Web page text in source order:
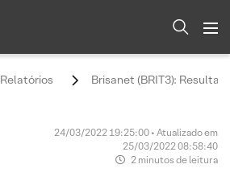
Relatórios Brisanet (BRIT3):
24/03/2022 19:25:00 • Atualizado em
25/03/2022 08:58:40
2 minutos de leitura